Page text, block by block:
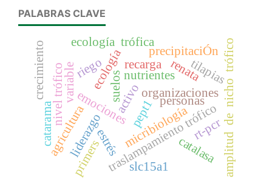
PALABRAS CLAVE
activo
liderazgo
organizaciones
personas
emociones
agricultura micribiología
suelos
ecología nutrientes
ecología trófica amplitud de nicho trófico
traslampamiento trófico
nivel trófico renata
variable
precipitaciÓn
recarga
riego
catarama
catalasa
crecimiento
estrés
pept1
slc15a1
tilapias
primers
rt-pcr